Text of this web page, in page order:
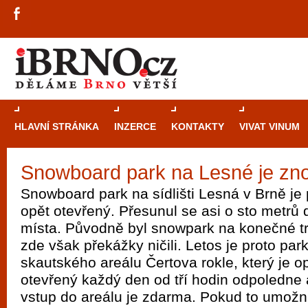
HLAVNÍ STRÁNKA INZERCE KONTAKTY VIVAT VINUM
Snowboard park na Lesné je
Snowboard park na sídlišti Lesná v Brně je
opět otevřený. Přesunul se asi o sto metrů
místa. Původně byl snowpark na konečné
zde však překážky ničili. Letos je proto
skautského areálu Čertova rokle, který je
otevřený každý den od tří hodin odpoledne
vstup do areálu je zdarma. Pokud to
Průvodce
Brně: Od
automaty
Brno je
zajímavé
restaurace,
Mimo jiné je ale také místem, kde si